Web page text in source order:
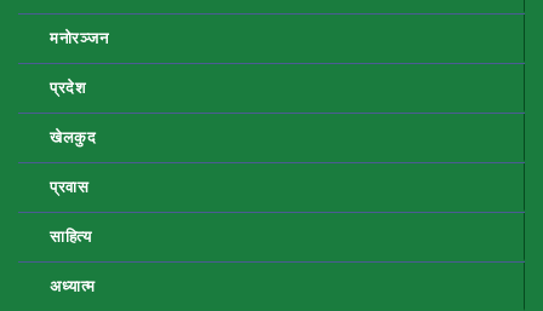
मनोरञ्जन
प्रदेश
खेलकुद
प्रवास
साहित्य
अध्यात्म